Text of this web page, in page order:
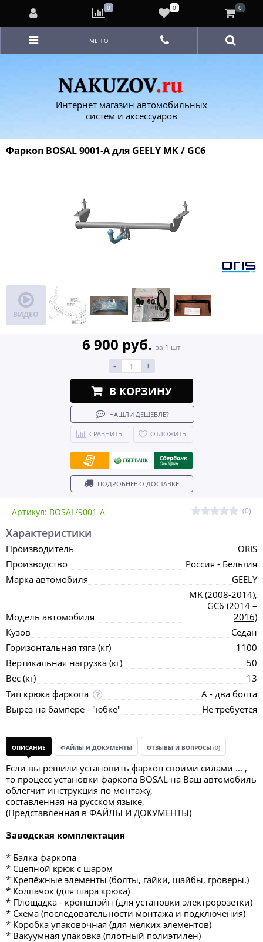
Интернет магазин автомобильных
систем и аксессуаров
МЕНЮ
Фаркоп BOSAL 9001-A для GEELY MK / GC6
ВИДЕО
Артикул: BOSAL/9001-A (0)
6 900 руб. за 1 шт
- +
В КОРЗИНУ
НАШЛИ ДЕШЕВЛЕ?
СРАВНИТЬ ОТЛОЖИТЬ
ПОДРОБНЕЕ О ДОСТАВКЕ
Характеристики
Производитель
ORIS
Производство
Россия - Бельгия
Марка автомобиля
GEELY
Модель автомобиля
MK (2008-2014),
GC6 (2014 –
2016)
Кузов
Седан
Горизонтальная тяга (кг)
1100
Вертикальная нагрузка (кг)
50
Вес (кг)
13
Тип крюка фаркопа
А - два болта
Вырез на бампере - "юбке"
Не требуется
ОПИСАНИЕ ФАЙЛЫ И ДОКУМЕНТЫ ОТЗЫВЫ И ВОПРОСЫ (0)
Если вы решили установить фаркоп своими силами ... ,
то процесс установки фаркопа BOSAL на Ваш автомобиль
облегчит инструкция по монтажу,
составленная на русском языке,
(Представленная в ФАЙЛЫ И ДОКУМЕНТЫ)
Заводская комплектация
* Балка фаркопа
* Сцепной крюк с шаром
* Крепёжные элементы (болты, гайки, шайбы, гроверы.)
* Колпачок (для шара крюка)
* Площадка - кронштэйн (для установки электророзетки)
* Схема (последовательности монтажа и подключения)
* Коробка упаковочная (для мелких элементов)
* Вакуумная упаковка (плотный полиэтилен)
0 0 0